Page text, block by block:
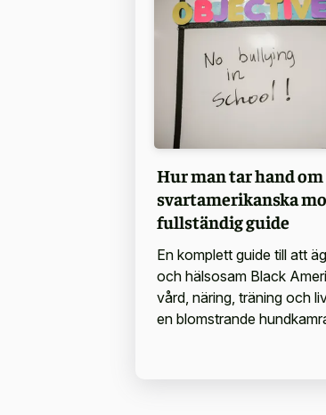
Hur man tar hand
svartamerikanska
fullständig guide
En komplett guide till att
och hälsosam Black
vård, näring, träning och
en blomstrande